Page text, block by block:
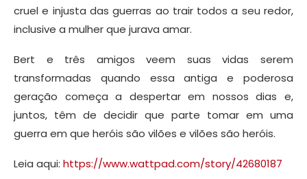
cruel e injusta das guerras ao trair todos a seu redor,
inclusive a mulher que jurava amar.
Bert e três amigos veem suas vidas serem
transformadas quando essa antiga e poderosa
geração começa a despertar em nossos dias e,
juntos, têm de decidir que parte tomar em uma
guerra em que heróis são vilões e vilões são heróis.
Leia aqui: https://www.wattpad.com/story/42680187